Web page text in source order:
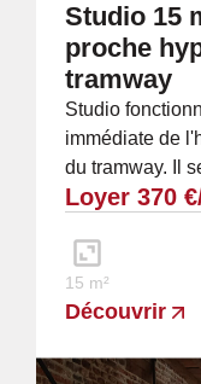
Studio 15
proche
tramway
Studio
immédiate de
du tramway. Il
principale
Loyer 370
15 m²
Découvrir